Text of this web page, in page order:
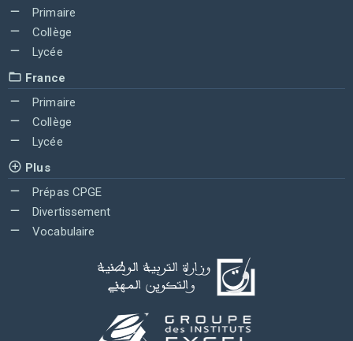
Primaire
Collège
Lycée
France
Primaire
Collège
Lycée
Plus
Prépas CPGE
Divertissement
Vocabulaire